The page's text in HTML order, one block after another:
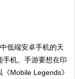
低端安卓手机的天
手机。手游要想在印
Mobile Legends》